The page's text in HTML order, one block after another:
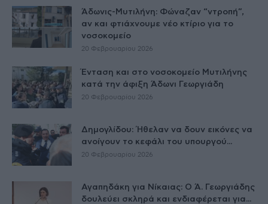
Άδωνις-Μυτιλήνη: Φώναζαν “ντροπή”,
αν και φτιάχνουμε νέο κτίριο για το
νοσοκομείο
20 Φεβρουαρίου 2026
Ένταση και στο νοσοκομείο Μυτιλήνης
κατά την άφιξη Άδωνι Γεωργιάδη
20 Φεβρουαρίου 2026
Δημογλίδου: Ήθελαν να δουν εικόνες να
ανοίγουν το κεφάλι του υπουργού...
20 Φεβρουαρίου 2026
Αγαπηδάκη για Νίκαιας: Ο Ά. Γεωργιάδης
δουλεύει σκληρά και ενδιαφέρεται για...